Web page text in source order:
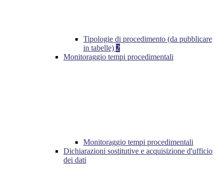
Tipologie di procedimento (da pubblicare
in tabelle) 2
Monitoraggio tempi procedimentali
Monitoraggio tempi procedimentali
Dichiarazioni sostitutive e acquisizione d'ufficio
dei dati